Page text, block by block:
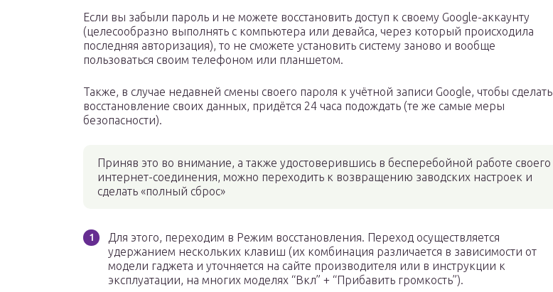
Если вы забыли пароль и не можете восстановить доступ к своему Google-аккаунту
(целесообразно выполнять с компьютера или девайса, через который происходила
последняя авторизация), то не сможете установить систему заново и вообще
пользоваться своим телефоном или планшетом.
Также, в случае недавней смены своего пароля к учётной записи Google, чтобы сделать
восстановление своих данных, придётся 24 часа подождать (те же самые меры
безопасности).
Приняв это во внимание, а также удостоверившись в бесперебойной работе своего
интернет-соединения, можно переходить к возвращению заводских настроек и
сделать «полный сброс»
Для этого, переходим в Режим восстановления. Переход осуществляется
удержанием нескольких клавиш (их комбинация различается в зависимости от
модели гаджета и уточняется на сайте производителя или в инструкции к
эксплуатации, на многих моделях “Вкл” + “Прибавить громкость”).